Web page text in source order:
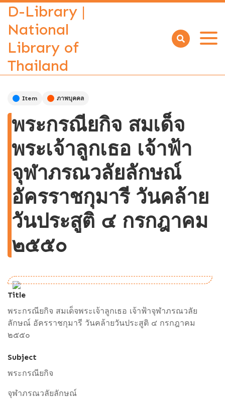
D-Library |
National
Library of
Thailand
Open
Item ภาพบุคคล
พระกรณียกิจ สมเด็จ
พระเจ้าลูกเธอ เจ้าฟ้า
จุฬาภรณวลัยลักษณ์
อัครราชกุมารี วันคล้าย
วันประสูติ ๔ กรกฎาคม
๒๕๕๐
Title
พระกรณียกิจ สมเด็จพระเจ้าลูกเธอ เจ้าฟ้าจุฬาภรณวลัย
ลักษณ์ อัครราชกุมารี วันคล้ายวันประสูติ ๔ กรกฎาคม
๒๕๕๐
Subject
พระกรณียกิจ
จุฬาภรณวลัยลักษณ์